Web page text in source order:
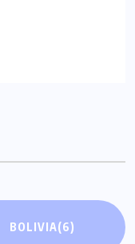
BOLIVIA(6)